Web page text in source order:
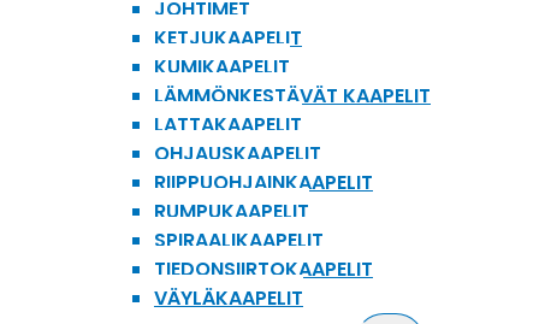
JOHTIMET
KETJUKAAPELIT
KUMIKAAPELIT
LÄMMÖNKESTÄVÄT KAAPELIT
LATTAKAAPELIT
OHJAUSKAAPELIT
RIIPPUOHJAINKAAPELIT
RUMPUKAAPELIT
SPIRAALIKAAPELIT
TIEDONSIIRTOKAAPELIT
VÄYLÄKAAPELIT